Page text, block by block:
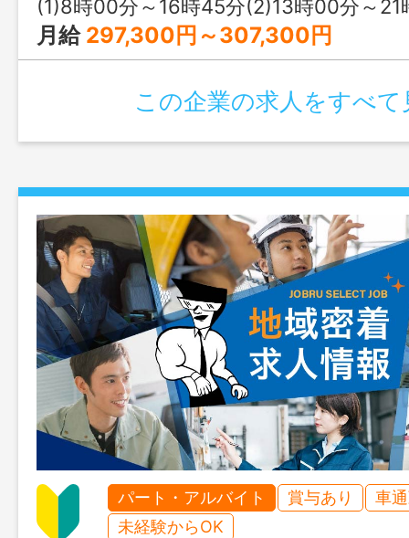
(1)8時00分～16時45分(2)13時00分～21時45分又は 0時 00分 ～
月給 297,300円～307,300円
この企業の求人をすべて
パート・アルバイト 賞与あり
車
未経験からOK